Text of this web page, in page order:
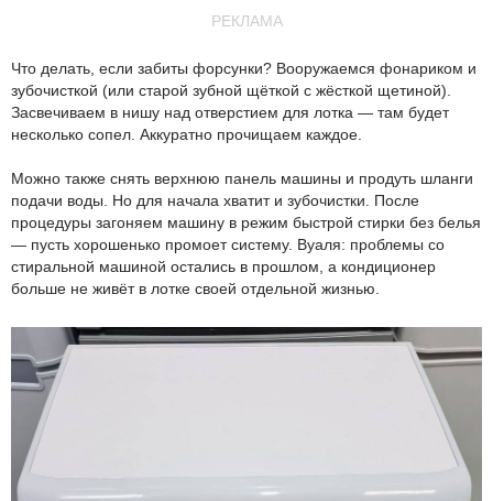
РЕКЛАМА
Что делать, если забиты форсунки? Вооружаемся фонариком и
зубочисткой (или старой зубной щёткой с жёсткой щетиной).
Засвечиваем в нишу над отверстием для лотка — там будет
несколько сопел. Аккуратно прочищаем каждое.
Можно также снять верхнюю панель машины и продуть шланги
подачи воды. Но для начала хватит и зубочистки. После
процедуры загоняем машину в режим быстрой стирки без белья
— пусть хорошенько промоет систему. Вуаля: проблемы со
стиральной машиной остались в прошлом, а кондиционер
больше не живёт в лотке своей отдельной жизнью.